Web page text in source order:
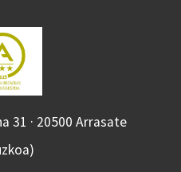
31 · 20500 Arrasate